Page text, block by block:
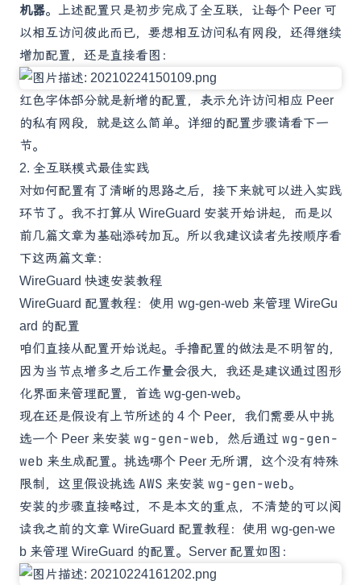
机器。上述配置只是初步完成了全互联，让每个 Peer 可
以相互访问彼此而已，要想相互访问私有网段，还得继续
增加配置，还是直接看图：
红色字体部分就是新增的配置，表示允许访问相应 Peer
的私有网段，就是这么简单。详细的配置步骤请看下一
节。
2. 全互联模式最佳实践
对如何配置有了清晰的思路之后，接下来就可以进入实践
环节了。我不打算从 WireGuard 安装开始讲起，而是以
前几篇文章为基础添砖加瓦。所以我建议读者先按顺序看
下这两篇文章：
WireGuard 快速安装教程
WireGuard 配置教程：使用 wg-gen-web 来管理 WireGu
ard 的配置
咱们直接从配置开始说起。手撸配置的做法是不明智的，
因为当节点增多之后工作量会很大，我还是建议通过图形
化界面来管理配置，首选 wg-gen-web。
现在还是假设有上节所述的 4 个 Peer，我们需要从中挑
选一个 Peer 来安装 wg-gen-web，然后通过 wg-gen-
web 来生成配置。挑选哪个 Peer 无所谓，这个没有特殊
限制，这里假设挑选 AWS 来安装 wg-gen-web。
安装的步骤直接略过，不是本文的重点，不清楚的可以阅
读我之前的文章 WireGuard 配置教程：使用 wg-gen-we
b 来管理 WireGuard 的配置。Server 配置如图：